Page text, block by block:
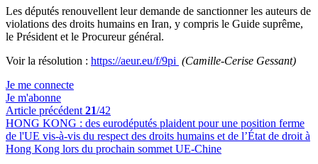
Les députés renouvellent leur demande de sanctionner les auteurs de
violations des droits humains en Iran, y compris le Guide suprême,
le Président et le Procureur général.
Voir la résolution : https://aeur.eu/f/9pi (Camille-Cerise Gessant)
Je me connecte
Je m'abonne
Article précédent 21/42
HONG KONG : des eurodéputés plaident pour une position ferme
de l'UE vis-à-vis du respect des droits humains et de l’État de droit à
Hong Kong lors du prochain sommet UE-Chine